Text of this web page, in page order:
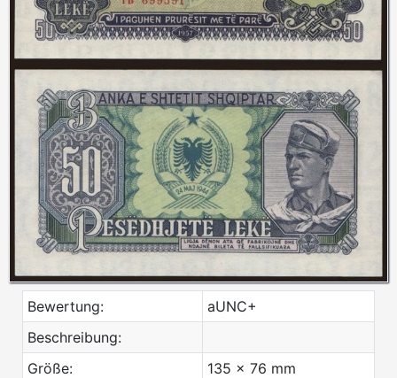
Bewertung:
aUNC+
Beschreibung:
Größe:
135 x 76 mm